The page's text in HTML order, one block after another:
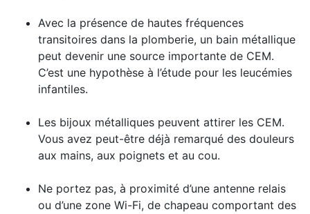
Avec la présence de hautes fréquences
transitoires dans la plomberie, un bain métallique
peut devenir une source importante de CEM.
C’est une hypothèse à l’étude pour les leucémies
infantiles.
Les bijoux métalliques peuvent attirer les CEM.
Vous avez peut-être déjà remarqué des douleurs
aux mains, aux poignets et au cou.
Ne portez pas, à proximité d’une antenne relais
ou d’une zone Wi-Fi, de chapeau comportant des